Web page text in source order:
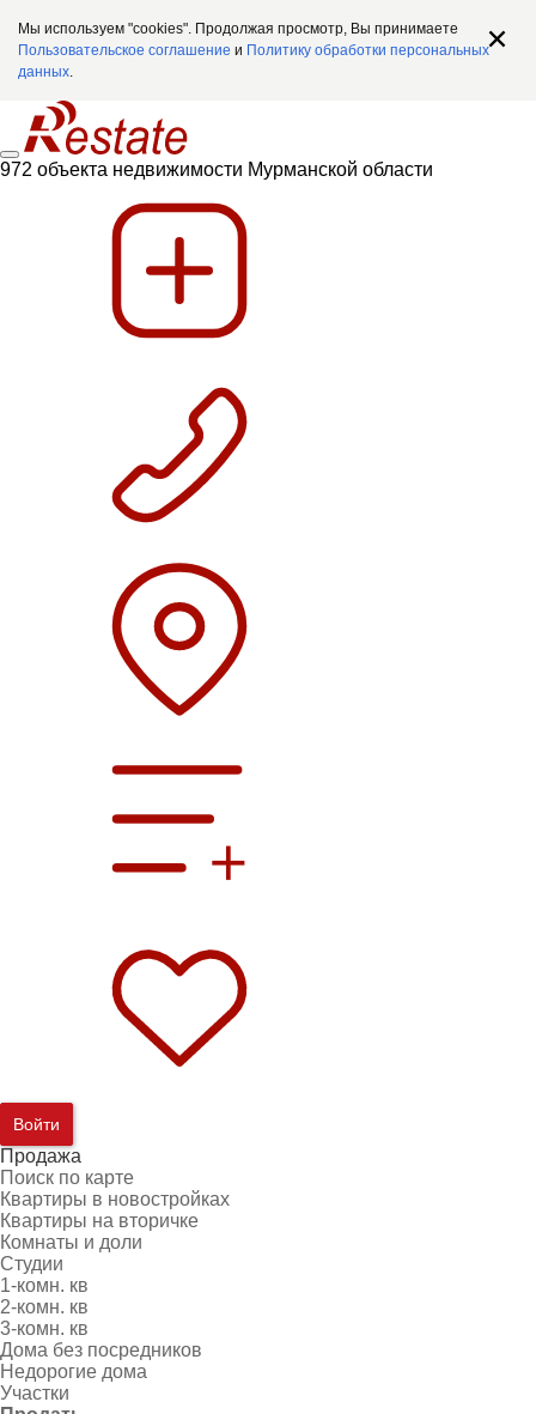
Мы используем "cookies". Продолжая просмотр, Вы принимаете
Пользовательское соглашение и Политику обработки персональных
данных.
972 объекта недвижимости Мурманской области
Войти
Продажа
Поиск по карте
Квартиры в новостройках
Квартиры на вторичке
Комнаты и доли
Студии
1-комн. кв
2-комн. кв
3-комн. кв
Дома без посредников
Недорогие дома
Участки